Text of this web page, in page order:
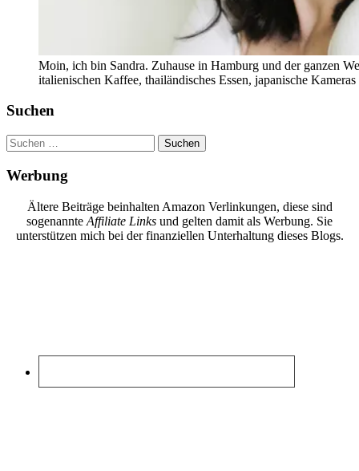
Moin, ich bin Sandra. Zuhause in Hamburg und der ganzen
italienischen Kaffee, thailändisches Essen, japanische
Suchen
Suchen
nach:
Werbung
Ältere Beiträge beinhalten Amazon Verlinkungen, diese sind
sogenannte Affiliate Links und gelten damit als Werbung. Sie
unterstützen mich bei der finanziellen Unterhaltung dieses Blogs.